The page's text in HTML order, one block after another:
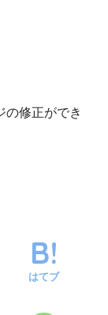
の修正ができ
はてブ